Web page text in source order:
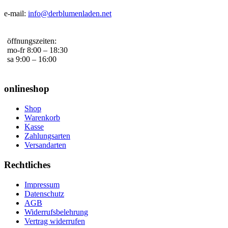
e-mail: info@derblumenladen.net
öffnungszeiten:
mo-fr 8:00 – 18:30
sa 9:00 – 16:00
onlineshop
Shop
Warenkorb
Kasse
Zahlungsarten
Versandarten
Rechtliches
Impressum
Datenschutz
AGB
Widerrufsbelehrung
Vertrag widerrufen